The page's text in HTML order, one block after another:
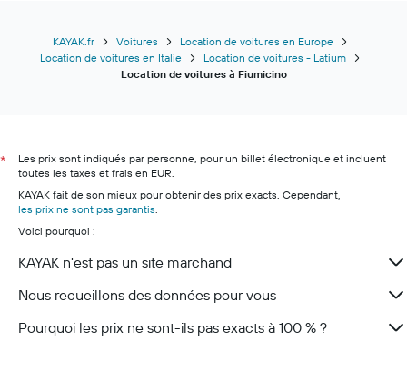
KAYAK.fr Voitures
Location de voitures en Europe
Location de voitures en Italie
Location de voitures - Latium
Location de voitures à Fiumicino
*
Les prix sont indiqués par personne, pour un billet électronique et incluent
toutes les taxes et frais en EUR.
KAYAK fait de son mieux pour obtenir des prix exacts. Cependant,
les prix ne sont pas garantis
Voici pourquoi :
KAYAK n'est pas un site marchand
Nous recueillons des données pour vous
Pourquoi les prix ne sont-ils pas exacts à 100 % ?